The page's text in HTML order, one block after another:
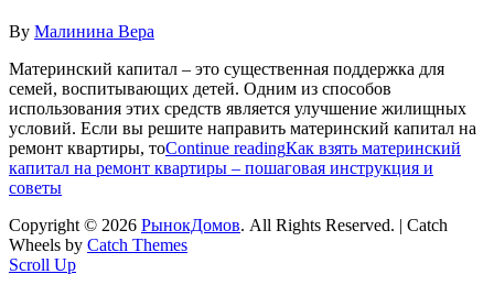
By Малинина Вера
Материнский капитал – это существенная поддержка для
семей, воспитывающих детей. Одним из способов
использования этих средств является улучшение жилищных
условий. Если вы решите направить материнский капитал на
ремонт квартиры, тоContinue readingКак взять материнский
капитал на ремонт квартиры – пошаговая инструкция и
советы
Copyright © 2026 РынокДомов. All Rights Reserved. | Catch
Wheels by Catch Themes
Scroll Up